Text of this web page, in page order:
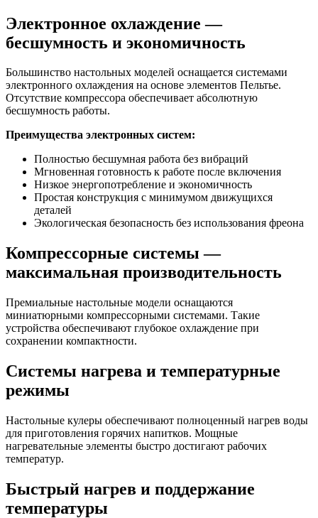
Электронное охлаждение —
бесшумность и экономичность
Большинство настольных моделей оснащается системами
электронного охлаждения на основе элементов Пельтье.
Отсутствие компрессора обеспечивает абсолютную
бесшумность работы.
Преимущества электронных систем:
Полностью бесшумная работа без вибраций
Мгновенная готовность к работе после включения
Низкое энергопотребление и экономичность
Простая конструкция с минимумом движущихся
деталей
Экологическая безопасность без использования фреона
Компрессорные системы —
максимальная производительность
Премиальные настольные модели оснащаются
миниатюрными компрессорными системами. Такие
устройства обеспечивают глубокое охлаждение при
сохранении компактности.
Системы нагрева и температурные
режимы
Настольные кулеры обеспечивают полноценный нагрев воды
для приготовления горячих напитков. Мощные
нагревательные элементы быстро достигают рабочих
температур.
Быстрый нагрев и поддержание
температуры